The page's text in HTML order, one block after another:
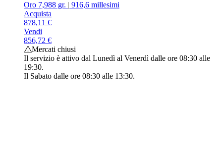
Oro 7,988 gr.
916,6 millesimi
Acquista
878,11 €
Vendi
856,72 €
Mercati chiusi
Il servizio è attivo dal Lunedì al Venerdì dalle ore 08:30 alle
19:30.
Il Sabato dalle ore 08:30 alle 13:30.